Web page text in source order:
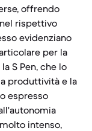
offrendo
rispettivo
evidenziano
per la
S Pen, che lo
produttività e la
espresso
intenso,